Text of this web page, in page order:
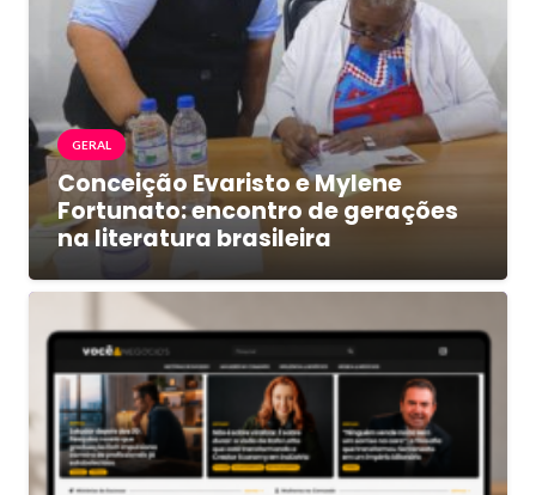
GERAL
Conceição Evaristo e Mylene
Fortunato: encontro de gerações
na literatura brasileira